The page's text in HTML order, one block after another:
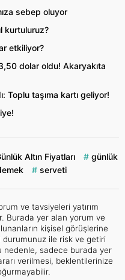
sebep oluyor
kurtuluruz?
etkiliyor?
dolar oldu! Akaryakıta
Toplu taşıma kartı geliyor!
Altın Fiyatları
günlük
serveti
ve tavsiyeleri yatırım
Burada yer alan yorum ve
kişisel görüşlerine
durumunuz ile risk ve getiri
nedenle, sadece burada yer
verilmesi, beklentilerinize